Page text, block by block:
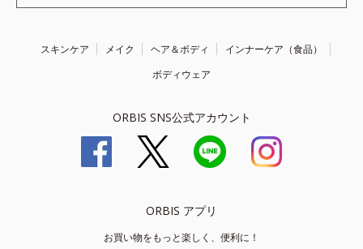
スキンケア メイク ヘア＆ボディ
インナーケア（食品）
ボディウェア
ORBIS SNS公式アカウント
ORBIS アプリ
お買い物をもっと楽しく、便利に！